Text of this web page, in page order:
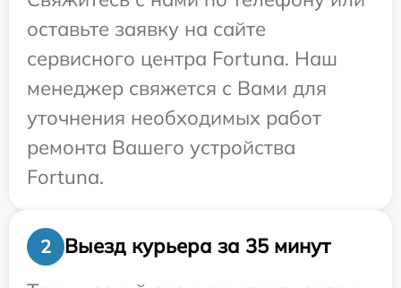
оставьте заявку на сайте
сервисного центра Fortuna. Наш
менеджер свяжется с Вами для
уточнения необходимых работ
ремонта Вашего устройства
Fortuna.
2
Выезд курьера за 35 минут